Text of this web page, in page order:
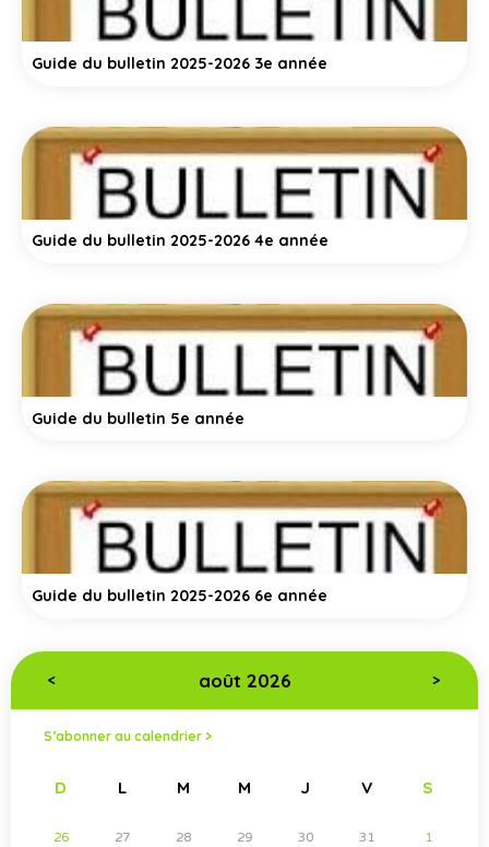
Guide du bulletin 2025-2026 3e année
Guide du bulletin 2025-2026 4e année
Guide du bulletin 5e année
Guide du bulletin 2025-2026 6e année
< août 2026 >
S’abonner au calendrier >
D L M M J V S
26 27 28 29 30 31 1